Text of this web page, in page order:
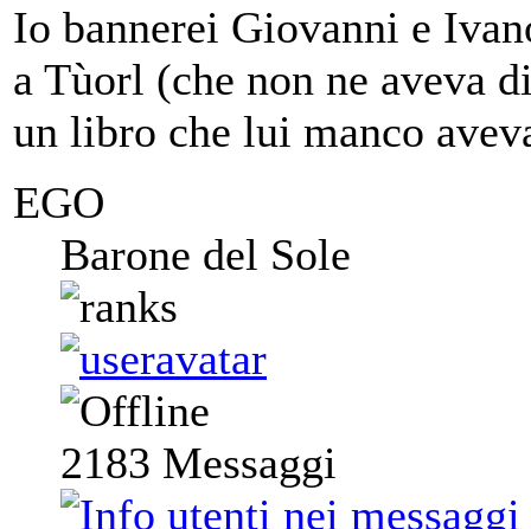
Io bannerei Giovanni e
a Tùorl (che non ne aveva
un libro che lui manco
EGO
Barone del Sole
2183 Messaggi